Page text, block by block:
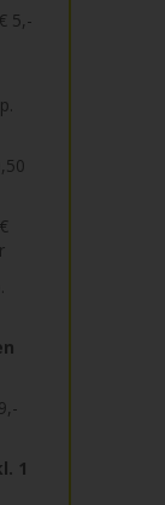
5,-
€
1